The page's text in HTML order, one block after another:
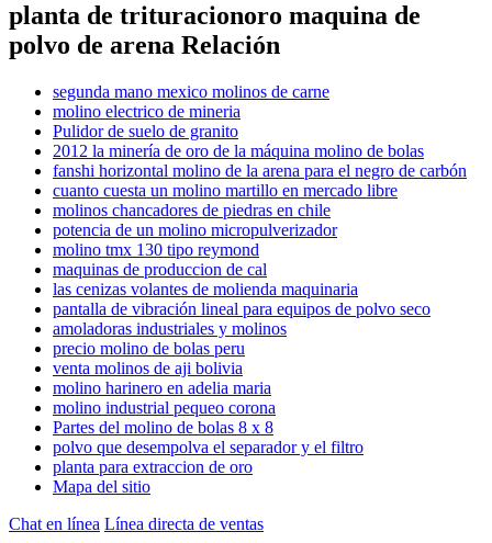
planta de trituracionoro maquina de
polvo de arena Relación
segunda mano mexico molinos de carne
molino electrico de mineria
Pulidor de suelo de granito
2012 la minería de oro de la máquina molino de bolas
fanshi horizontal molino de la arena para el negro de carbón
cuanto cuesta un molino martillo en mercado libre
molinos chancadores de piedras en chile
potencia de un molino micropulverizador
molino tmx 130 tipo reymond
maquinas de produccion de cal
las cenizas volantes de molienda maquinaria
pantalla de vibración lineal para equipos de polvo seco
amoladoras industriales y molinos
precio molino de bolas peru
venta molinos de aji bolivia
molino harinero en adelia maria
molino industrial pequeo corona
Partes del molino de bolas 8 x 8
polvo que desempolva el separador y el filtro
planta para extraccion de oro
Mapa del sitio
Chat en línea Línea directa de ventas